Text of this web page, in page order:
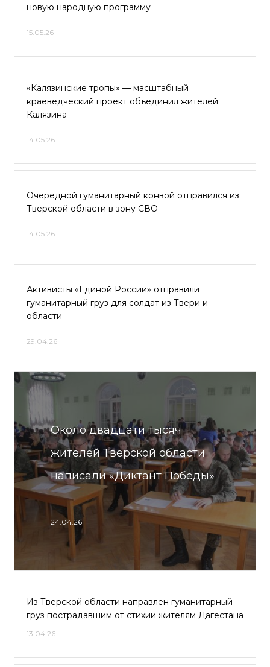
новую народную программу
15.05.26
«Калязинские тропы» — масштабный
краеведческий проект объединил жителей
Калязина
14.05.26
Очередной гуманитарный конвой отправился из
Тверской области в зону СВО
14.05.26
Активисты «Единой России» отправили
гуманитарный груз для солдат из Твери и
области
29.04.26
Около двадцати тысяч
жителей Тверской области
написали «Диктант Победы»
24.04.26
Из Тверской области направлен гуманитарный
груз пострадавшим от стихии жителям Дагестана
13.04.26